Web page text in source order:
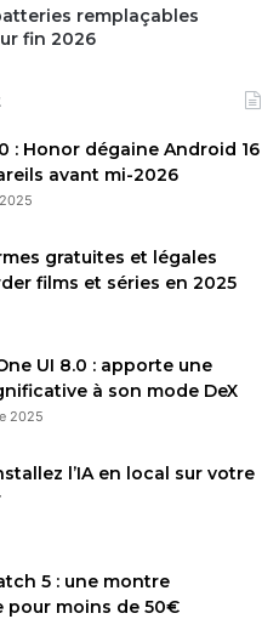
remplaçables
fin 2026
: Honor dégaine Android 16
avant mi-2026
gratuites et légales
films et séries en 2025
UI 8.0 : apporte une
à son mode DeX
2025
l’IA en local sur votre
5 : une montre
pour moins de 50€